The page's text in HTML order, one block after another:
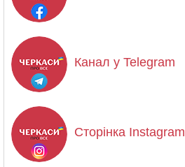
Канал у Telegram
Сторінка Instagram